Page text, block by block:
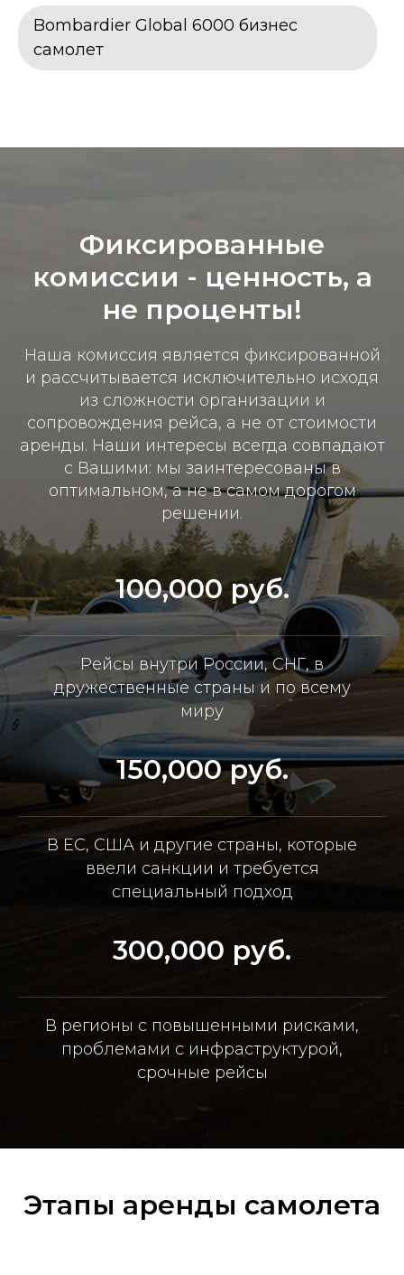
Bombardier Global 6000 бизнес
самолет
Фиксированные
комиссии - ценность, а
не проценты!
Наша комиссия является фиксированной
и рассчитывается исключительно исходя
из сложности организации и
сопровождения рейса, а не от стоимости
аренды. Наши интересы всегда совпадают
с Вашими: мы заинтересованы в
оптимальном, а не в самом дорогом
решении.
100,000 руб.
Рейсы внутри России, СНГ, в
дружественные страны и по всему
миру
150,000 руб.
В ЕС, США и другие страны, которые
ввели санкции и требуется
специальный подход
300,000 руб.
В регионы с повышенными рисками,
проблемами с инфраструктурой,
срочные рейсы
Этапы аренды самолета